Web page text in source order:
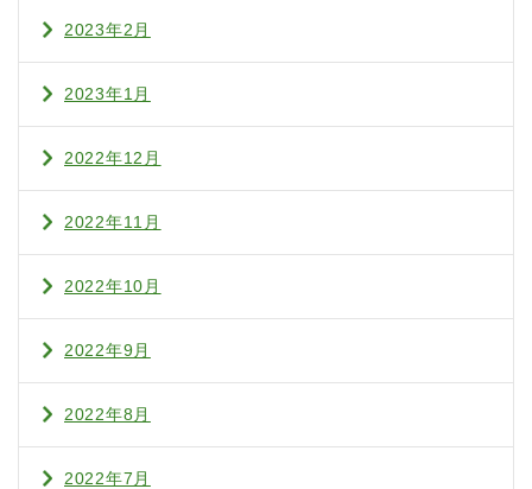
2023年2月
2023年1月
2022年12月
2022年11月
2022年10月
2022年9月
2022年8月
2022年7月